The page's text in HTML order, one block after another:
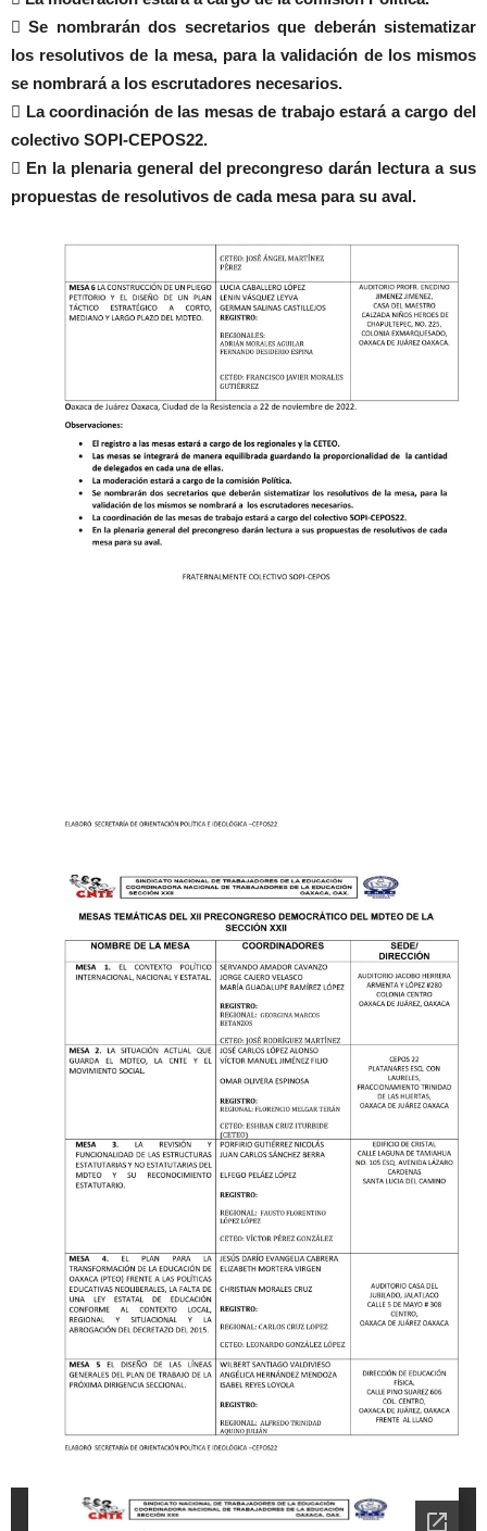
 Se nombrarán dos secretarios que deberán sistematizar
los resolutivos de la mesa, para la validación de los mismos
se nombrará a los escrutadores necesarios.
 La coordinación de las mesas de trabajo estará a cargo del
colectivo SOPI-CEPOS22.
 En la plenaria general del precongreso darán lectura a sus
propuestas de resolutivos de cada mesa para su aval.